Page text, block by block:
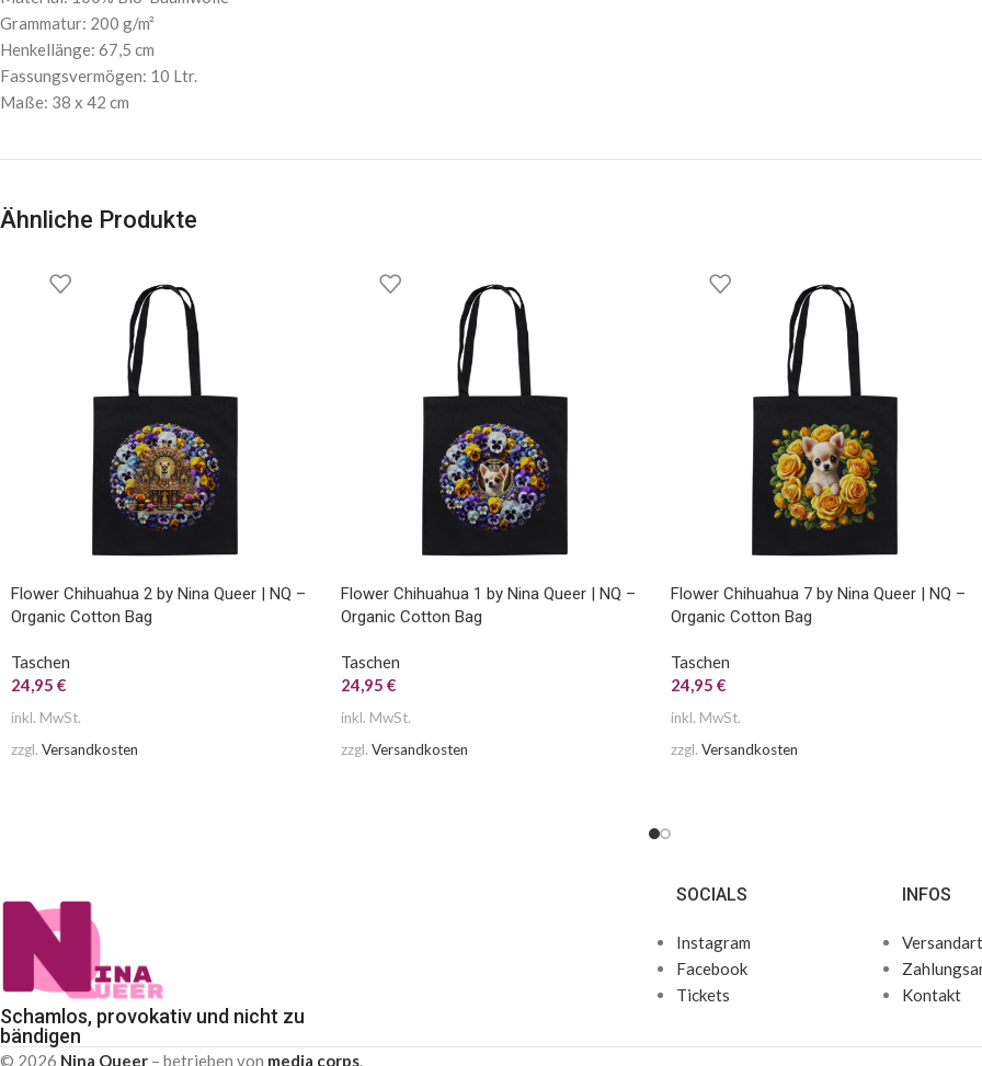
Grammatur: 200 g/m²
Henkellänge: 67,5 cm
Fassungsvermögen: 10 Ltr.
Maße: 38 x 42 cm
Ähnliche Produkte
Flower Chihuahua 2 by Nina Queer | NQ –
Organic Cotton Bag
Taschen
24,95 €
inkl. MwSt.
zzgl. Versandkosten
Flower Chihuahua 1 by Nina Queer | NQ –
Organic Cotton Bag
Taschen
24,95 €
inkl. MwSt.
zzgl. Versandkosten
Flower Chihuahua 7 by Nina Queer | NQ –
Organic Cotton Bag
Taschen
24,95 €
inkl. MwSt.
zzgl. Versandkosten
Schamlos, provokativ und nicht zu
bändigen
SOCIALS
Instagram
Facebook
Tickets
INFOS
Kontakt
© 2026 Nina Queer – betrieben von media corps